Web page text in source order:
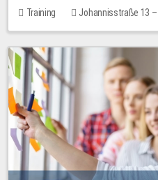
Training
Johannisstraße 13
No free places